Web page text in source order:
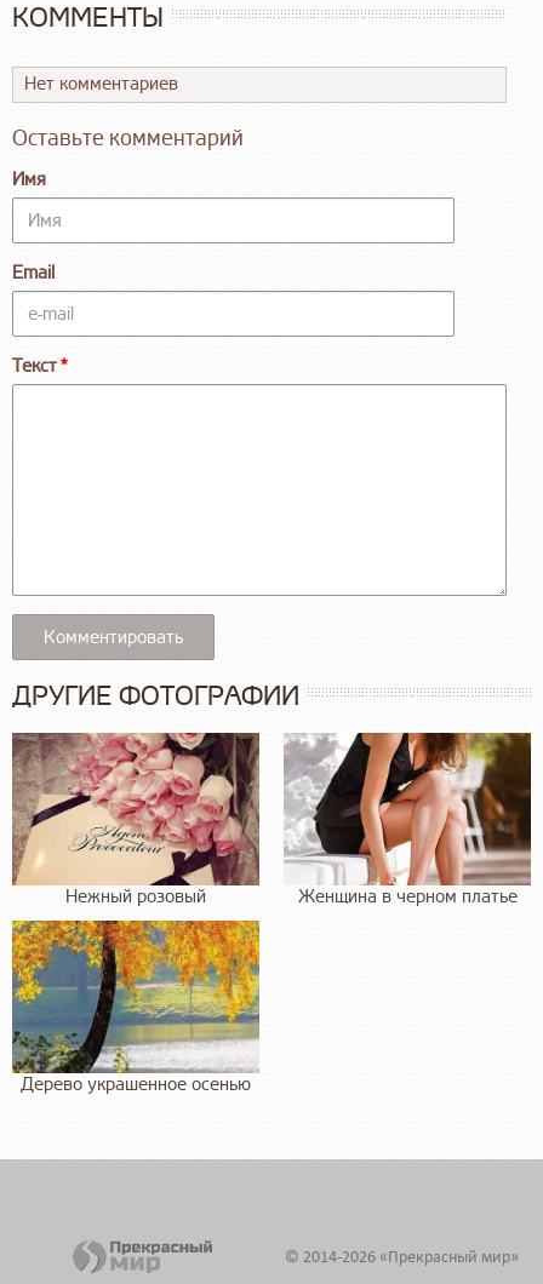
КОММЕНТЫ
Нет комментариев
Оставьте комментарий
Имя
Email
Текст
ДРУГИЕ ФОТОГРАФИИ
Нежный розовый Женщина в черном платье
Дерево украшенное осенью
© 2014-2026 «Прекрасный мир»